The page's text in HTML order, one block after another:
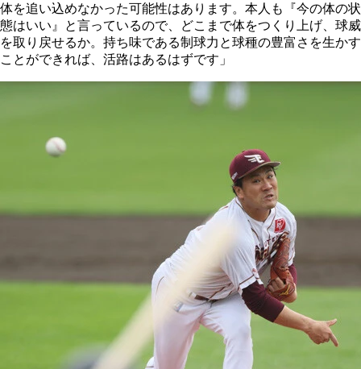
体を追い込めなかった可能性はあります。本人も『今の体の状
態はいい』と言っているので、どこまで体をつくり上げ、球威
を取り戻せるか。持ち味である制球力と球種の豊富さを生かす
ことができれば、活路はあるはずです」